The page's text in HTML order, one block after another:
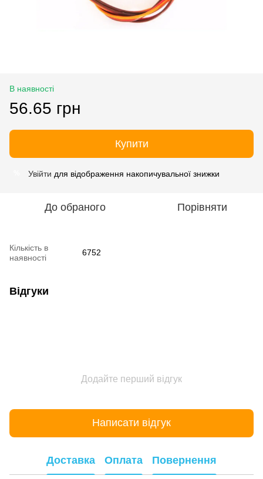
В наявності
56.65 грн
Купити
Увійти для відображення накопичувальної знижки
До обраного Порівняти
Кількість в
наявності
6752
Відгуки
Додайте перший відгук
Написати відгук
Доставка Оплата Повернення